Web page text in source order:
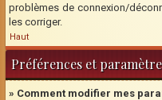
problèmes de connexion/
les corriger.
Haut
Préférences et
» Comment modifier mes